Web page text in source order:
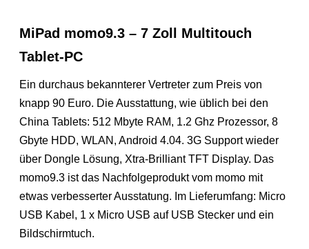
MiPad momo9.3 – 7 Zoll Multitouch
Tablet-PC
Ein durchaus bekannterer Vertreter zum Preis von
knapp 90 Euro. Die Ausstattung, wie üblich bei den
China Tablets: 512 Mbyte RAM, 1.2 Ghz Prozessor, 8
Gbyte HDD, WLAN, Android 4.04. 3G Support wieder
über Dongle Lösung, Xtra-Brilliant TFT Display. Das
momo9.3 ist das Nachfolgeprodukt vom momo mit
etwas verbesserter Ausstatung. Im Lieferumfang: Micro
USB Kabel, 1 x Micro USB auf USB Stecker und ein
Bildschirmtuch.